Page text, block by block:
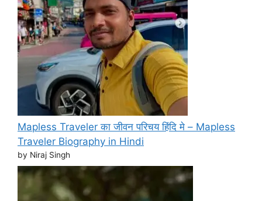
Mapless Traveler का जीवन परिचय हिंदि मे – Mapless
Traveler Biography in Hindi
by Niraj Singh